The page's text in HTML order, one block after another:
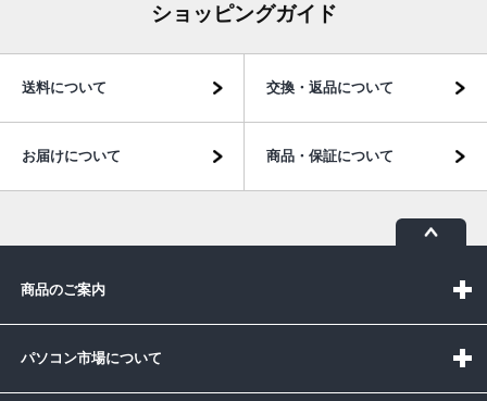
ショッピングガイド
送料について 交換・返品について
お届けについて 商品・保証について
商品のご案内
パソコン市場について